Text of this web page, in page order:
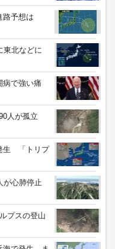
路予想は
東北などに
病で強い痛
人が孤立
生 「トリプ
心肺停止
プスの登山